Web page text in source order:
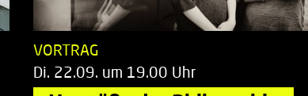
VORTRAG
Di. 22.09. um 19.00 Uhr